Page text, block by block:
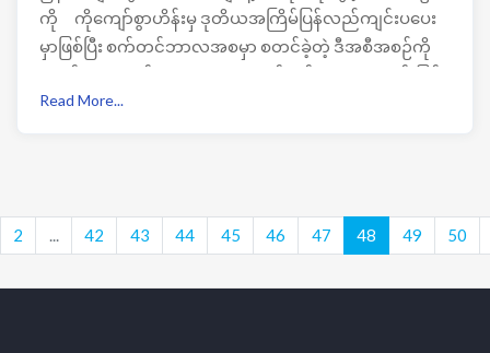
ကို ကိုကျော်စွာဟိန်းမှ ဒုတိယအကြိမ်ပြန်လည်ကျင်းပပေး
မှာဖြစ်ပြီး စက်တင်ဘာလအစမှာ စတင်ခဲ့တဲ့ ဒီအစီအစဉ်ကို
ပါတယ် ။
Read More...
2 ... 42 43 44 45 46 47 48 49 50